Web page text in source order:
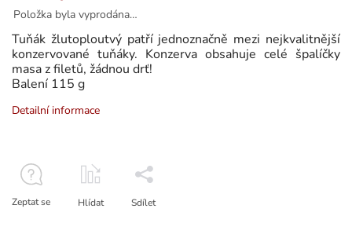
Položka byla vyprodána…
Tuňák žlutoploutvý patří jednoznačně mezi nejkvalitnější
konzervované tuňáky. Konzerva obsahuje celé špalíčky
masa z filetů, žádnou drť!
Balení 115 g
Detailní informace
Zeptat se Hlídat Sdílet